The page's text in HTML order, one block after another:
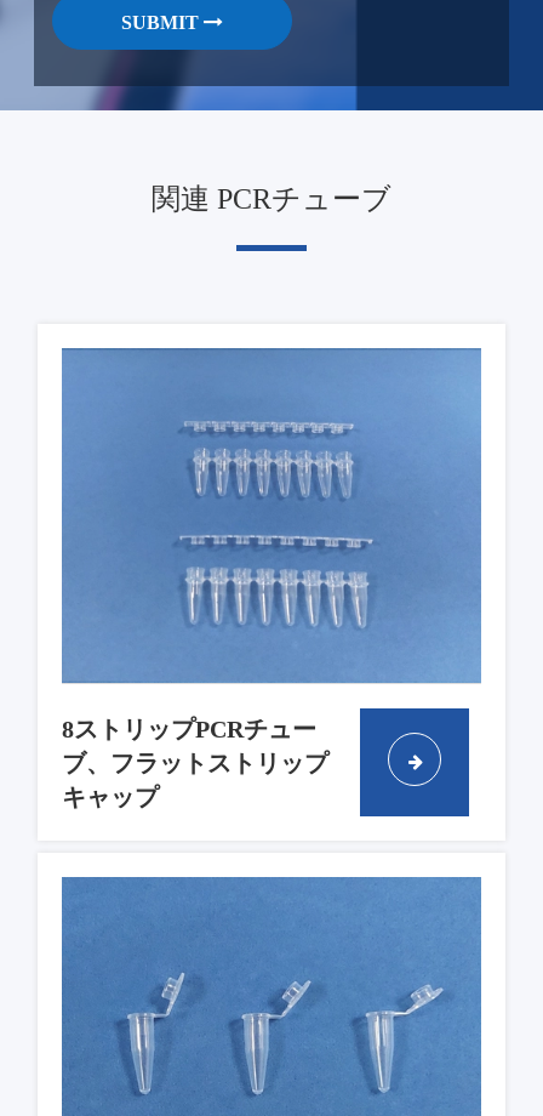
SUBMIT
関連 PCRチューブ
8ストリップPCRチュー
ブ、フラットストリップ
キャップ